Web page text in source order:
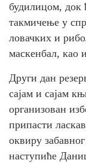
будилицом, док
такмичење у
ловачких и
маскенбал, као
Други дан
сајам и сајам
организован
припасти
оквиру
наступиће